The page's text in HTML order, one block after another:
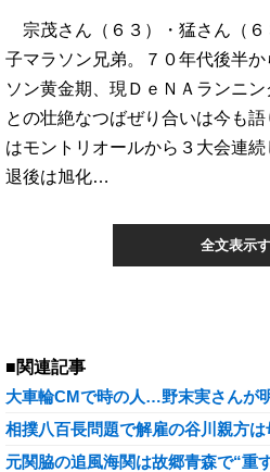
宗茂さん（６３）・猛さん（６
子マラソン兄弟。７０年代後半
ソン黄金期、現ＤｅＮＡランニ
との壮絶なつばぜり合いは今も
はモントリオールから３大会連
退後は旭化…
全文表示
■関連記事
大車輪CMで時の人…野末実さんが
相撲八百長問題で解雇の谷川親方
元関脇の追風海関は故郷青森で“重